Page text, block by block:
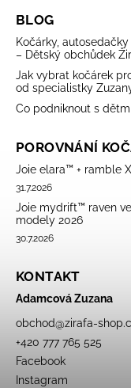
BLOG
Kočárky,
– Dětský obchůdek
Jak vybrat kočárek
od specialistky
Co podniknout s
POROVNÁNÍ
Joie elara™ + ramble
31.7.2026
Joie mydrift™ raven
modely 2026
30.7.2026
KONTAKT
Adamcová Zuzana
obchod@zirafa-
+420 777 765 525
Facebook
Instagram